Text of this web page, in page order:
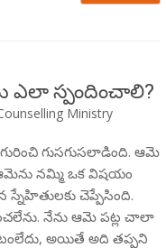
ఎలా స్పందించాలి?
Ministry
గుసగుసలాడింది. ఆమె
నమ్మి ఒక విషయం
చెప్పేసింది.
నేను ఆమె పట్ల చాలా
అయితే అది తప్పని